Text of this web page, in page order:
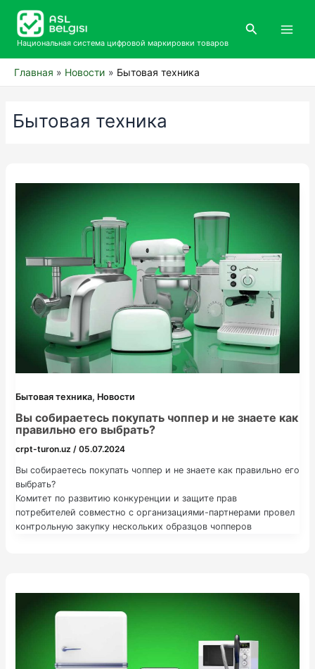
Перейти
содержимому
Национальная система цифровой маркировки товаров
Поиск
Главная Новости Бытовая техника
Бытовая техника
Бытовая техника, Новости
Вы собираетесь покупать чоппер и не знаете как
правильно его выбрать?
crpt-turon.uz / 05.07.2024
Вы собираетесь покупать чоппер и не знаете как правильно его
выбрать?
Комитет по развитию конкуренции и защите прав
потребителей совместно с организациями-партнерами провел
контрольную закупку нескольких образцов чопперов